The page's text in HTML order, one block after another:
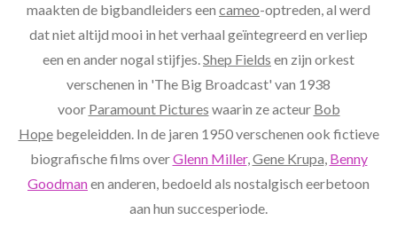
maakten de bigbandleiders een cameo-optreden, al werd
dat niet altijd mooi in het verhaal geïntegreerd en verliep
een en ander nogal stijfjes.Shep Fields en zijn orkest
verschenen in 'The Big Broadcast' van 1938
voor Paramount Pictures waarin ze acteur Bob
Hopebegeleidden. In de jaren 1950 verschenen ook fictieve
biografische films overGlenn Miller,Gene Krupa, Benny
Goodmanen anderen, bedoeld als nostalgisch eerbetoon
aan hun succesperiode.